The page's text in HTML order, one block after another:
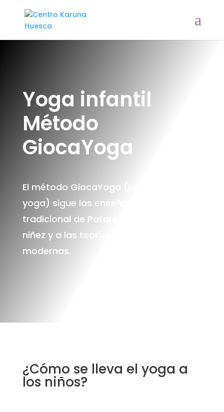
Yoga infantil
Método
GiocaYoga
El método GiocaYoga (juega con el
yoga) sigue las enseñanzas del yoga
tradicional de Patanjali y lo aplica a la
niñez y a las teorías pedagógicas más
modernas.
¿Cómo se lleva el yoga a
los niños?